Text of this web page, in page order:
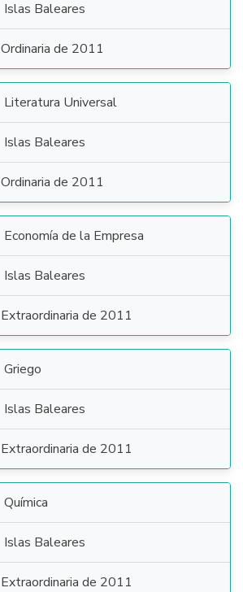
Islas Baleares
Ordinaria de 2011
Literatura Universal
Islas Baleares
Ordinaria de 2011
Economía de la Empresa
Islas Baleares
Extraordinaria de 2011
Griego
Islas Baleares
Extraordinaria de 2011
Química
Islas Baleares
Extraordinaria de 2011